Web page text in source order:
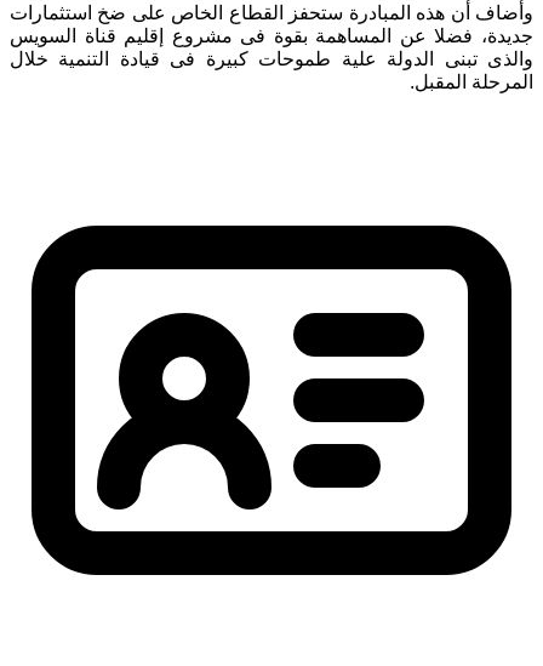
وأضاف أن هذه المبادرة ستحفز القطاع الخاص على ضخ استثمارات
جديدة، فضلا عن المساهمة بقوة فى مشروع إقليم قناة السويس
والذى تبنى الدولة علية طموحات كبيرة فى قيادة التنمية خلال
المرحلة المقبل.